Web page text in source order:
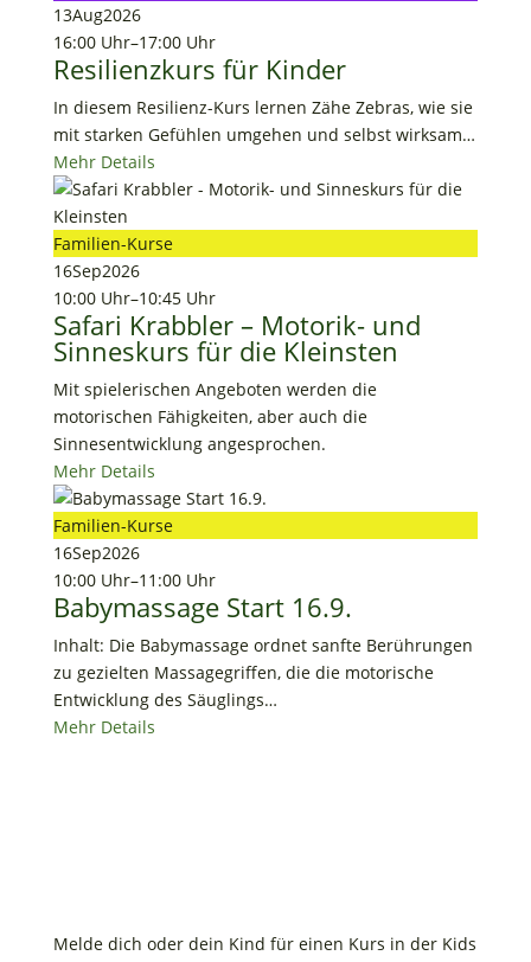
13Aug2026
16:00 Uhr–17:00 Uhr
Resilienzkurs für Kinder
In diesem Resilienz-Kurs lernen Zähe Zebras, wie sie
mit starken Gefühlen umgehen und selbst wirksam…
Mehr Details
Familien-Kurse
16Sep2026
10:00 Uhr–10:45 Uhr
Safari Krabbler – Motorik- und
Sinneskurs für die Kleinsten
Mit spielerischen Angeboten werden die
motorischen Fähigkeiten, aber auch die
Sinnesentwicklung angesprochen.
Mehr Details
Familien-Kurse
16Sep2026
10:00 Uhr–11:00 Uhr
Babymassage Start 16.9.
Inhalt: Die Babymassage ordnet sanfte Berührungen
zu gezielten Massagegriffen, die die motorische
Entwicklung des Säuglings…
Mehr Details
Melde dich oder dein Kind für einen Kurs in der Kids